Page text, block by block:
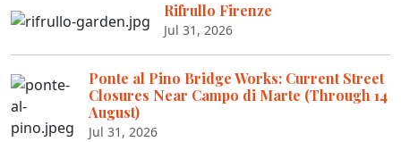
Rifrullo Firenze
Jul 31, 2026
Ponte al Pino Bridge Works: Current Street
Closures Near Campo di Marte (Through 14
August)
Jul 31, 2026